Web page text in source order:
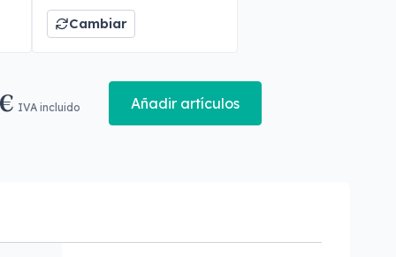
Cambiar
IVA incluido Añadir artículos